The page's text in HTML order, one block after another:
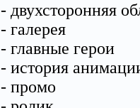
- двухсторонняя
- галерея
- главные герои
- история
- промо